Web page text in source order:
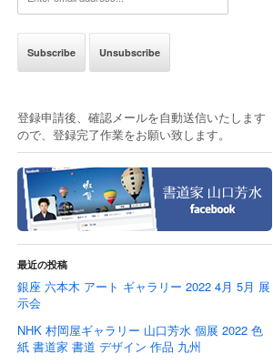
登録申請後、確認メールを自動送信いたします
ので、登録完了作業をお願い致します。
最近の投稿
銀座 六本木 アート ギャラリー 2022 4月 5月 展
示会
NHK 村岡屋ギャラリー 山口芳水 個展 2022 色
紙 書道家 書道 デザイン 作品 九州